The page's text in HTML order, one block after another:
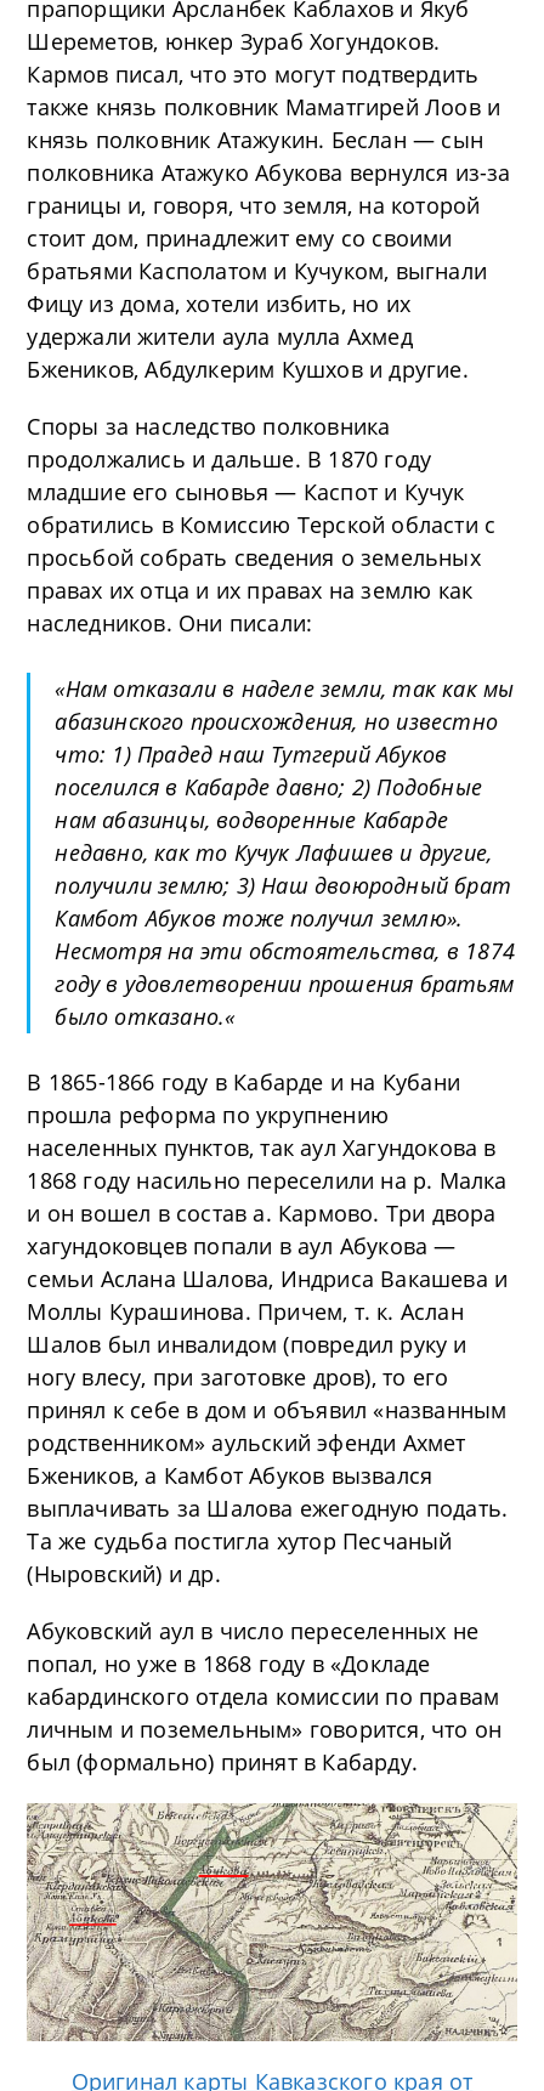
прапорщики Арсланбек Каблахов и Якуб
Шереметов, юнкер Зураб Хогундоков.
Кармов писал, что это могут подтвердить
также князь полковник Маматгирей Лоов и
князь полковник Атажукин. Беслан — сын
полковника Атажуко Абукова вернулся из-за
границы и, говоря, что земля, на которой
стоит дом, принадлежит ему со своими
братьями Касполатом и Кучуком, выгнали
Фицу из дома, хотели избить, но их
удержали жители аула мулла Ахмед
Бжеников, Абдулкерим Кушхов и другие.
Споры за наследство полковника
продолжались и дальше. В 1870 году
младшие его сыновья — Каспот и Кучук
обратились в Комиссию Терской области с
просьбой собрать сведения о земельных
правах их отца и их правах на землю как
наследников. Они писали:
«Нам отказали в наделе земли, так как мы
абазинского происхождения, но известно
что: 1) Прадед наш Тутгерий Абуков
поселился в Кабарде давно; 2) Подобные
нам абазинцы, водворенные Кабарде
недавно, как то Кучук Лафишев и другие,
получили землю; 3) Наш двоюродный брат
Камбот Абуков тоже получил землю».
Несмотря на эти обстоятельства, в 1874
году в удовлетворении прошения братьям
было отказано.«
В 1865-1866 году в Кабарде и на Кубани
прошла реформа по укрупнению
населенных пунктов, так аул Хагундокова в
1868 году насильно переселили на р. Малка
и он вошел в состав а. Кармово. Три двора
хагундоковцев попали в аул Абукова —
семьи Аслана Шалова, Индриса Вакашева и
Моллы Курашинова. Причем, т. к. Аслан
Шалов был инвалидом (повредил руку и
ногу влесу, при заготовке дров), то его
принял к себе в дом и объявил «названным
родственником» аульский эфенди Ахмет
Бжеников, а Камбот Абуков вызвался
выплачивать за Шалова ежегодную подать.
Та же судьба постигла хутор Песчаный
(Ныровский) и др.
Абуковский аул в число переселенных не
попал, но уже в 1868 году в «Докладе
кабардинского отдела комиссии по правам
личным и поземельным» говорится, что он
был (формально) принят в Кабарду.
Оригинал карты Кавказского края от